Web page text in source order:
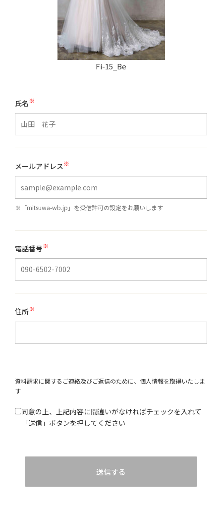
Fi-15_Be
氏名※
メールアドレス※
※「mitsuwa-wb.jp」を受信許可の設定をお願いします
電話番号※
住所※
資料請求に関するご連絡及びご返信のために、個人情報を取得いたしま
す
同意の上、上記内容に間違いがなければチェックを入れて
「送信」ボタンを押してください
送信する